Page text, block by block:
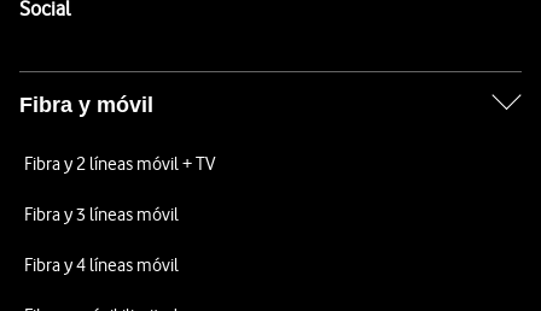
SocialEnlaces a las redes sociales de Vodafone
Fibra y móvil
Fibra y 2 líneas móvil + TV
Fibra y 3 líneas móvil
Fibra y 4 líneas móvil